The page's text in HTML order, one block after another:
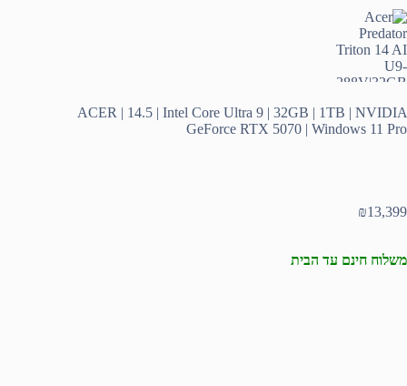
ACER | 14.5 | Intel Core Ultra 9 | 32GB | 1TB | NVIDIA
GeForce RTX 5070 | Windows 11 Pro
₪13,399
משלוח חינם עד הבית